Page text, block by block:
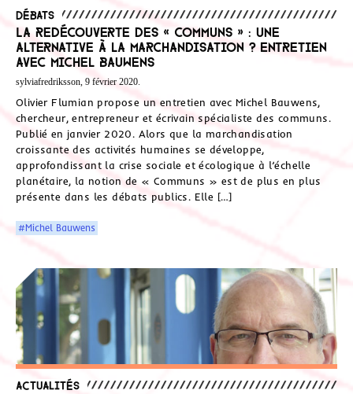
Débats
La redécouverte des « communs » : une
alternative à la marchandisation ? Entretien
avec Michel Bauwens
sylviafredriksson, 9 février 2020.
Olivier Flumian propose un entretien avec Michel Bauwens,
chercheur, entrepreneur et écrivain spécialiste des communs.
Publié en janvier 2020. Alors que la marchandisation
croissante des activités humaines se développe,
approfondissant la crise sociale et écologique à l’échelle
planétaire, la notion de « Communs » est de plus en plus
présente dans les débats publics. Elle […]
#Michel Bauwens
Actualités